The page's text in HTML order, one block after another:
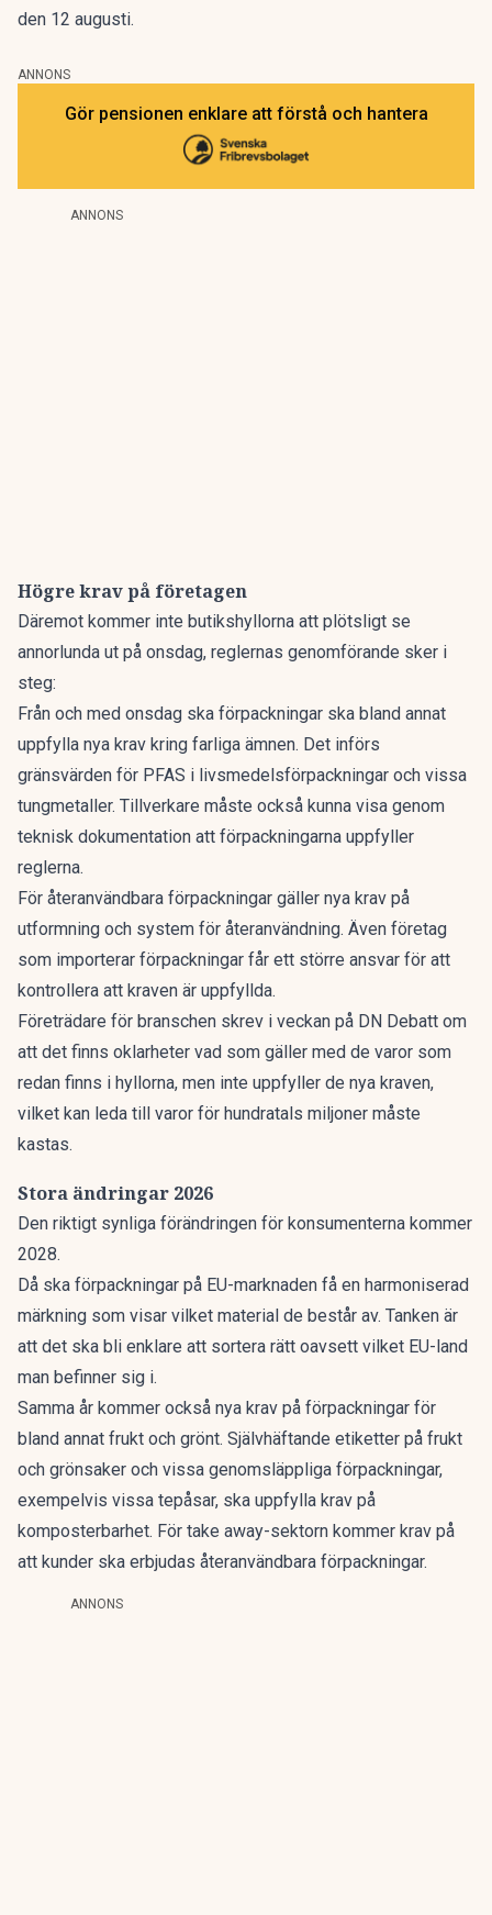
den 12 augusti.
ANNONS
Gör pensionen enklare att förstå och hantera
ANNONS
Högre krav på företagen
Däremot kommer inte butikshyllorna att plötsligt se
annorlunda ut på onsdag, reglernas genomförande sker i
steg:
Från och med onsdag ska förpackningar ska bland annat
uppfylla nya krav kring farliga ämnen. Det införs
gränsvärden för PFAS i livsmedelsförpackningar och vissa
tungmetaller. Tillverkare måste också kunna visa genom
teknisk dokumentation att förpackningarna uppfyller
reglerna.
För återanvändbara förpackningar gäller nya krav på
utformning och system för återanvändning. Även företag
som importerar förpackningar får ett större ansvar för att
kontrollera att kraven är uppfyllda.
Företrädare för branschen skrev i veckan på DN Debatt om
att det finns oklarheter vad som gäller med de varor som
redan finns i hyllorna, men inte uppfyller de nya kraven,
vilket kan leda till varor för hundratals miljoner måste
kastas.
Stora ändringar 2026
Den riktigt synliga förändringen för konsumenterna kommer
2028.
Då ska förpackningar på EU-marknaden få en harmoniserad
märkning som visar vilket material de består av. Tanken är
att det ska bli enklare att sortera rätt oavsett vilket EU-land
man befinner sig i.
Samma år kommer också nya krav på förpackningar för
bland annat frukt och grönt. Självhäftande etiketter på frukt
och grönsaker och vissa genomsläppliga förpackningar,
exempelvis vissa tepåsar, ska uppfylla krav på
komposterbarhet. För take away-sektorn kommer krav på
att kunder ska erbjudas återanvändbara förpackningar.
ANNONS